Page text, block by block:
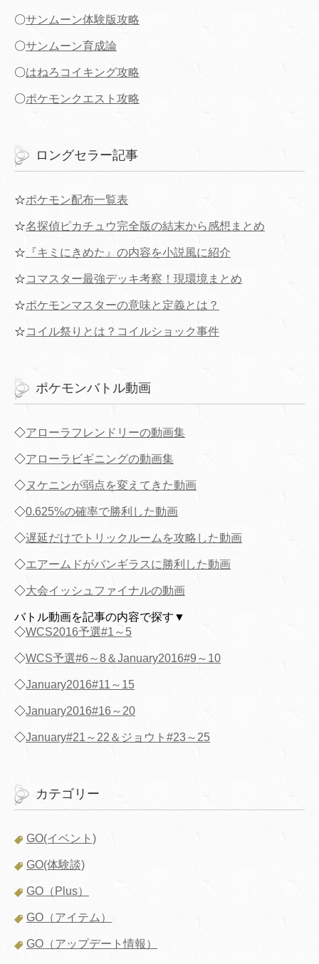
〇サンムーン体験版攻略
〇サンムーン育成論
〇はねろコイキング攻略
〇ポケモンクエスト攻略
ロングセラー記事
☆ポケモン配布一覧表
☆名探偵ピカチュウ完全版の結末から感想まとめ
☆ 『キミにきめた』の内容を小説風に紹介
☆コマスター最強デッキ考察！現環境まとめ
☆ポケモンマスターの意味と定義とは？
☆コイル祭りとは？コイルショック事件
ポケモンバトル動画
◇アローラフレンドリーの動画集
◇アローラビギニングの動画集
◇ヌケニンが弱点を変えてきた動画
◇0.625%の確率で勝利した動画
◇遅延だけでトリックルームを攻略した動画
◇エアームドがバンギラスに勝利した動画
◇大会イッシュファイナルの動画
バトル動画を記事の内容で探す▼
◇WCS2016予選#1～5
◇WCS予選#6～8＆January2016#9～10
◇January2016#11～15
◇January2016#16～20
◇January#21～22＆ジョウト#23～25
カテゴリー
GO(イベント)
GO(体験談)
GO（Plus）
GO（アイテム）
GO（アップデート情報）